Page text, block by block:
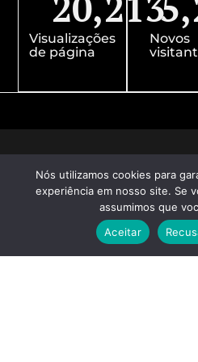
Visualizações
de página
Novos
Nós utilizamos cookies para
experiência em nosso site. Se
assumimos que
Aceitar